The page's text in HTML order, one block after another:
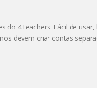
do 4Teachers. Fácil de
devem criar contas